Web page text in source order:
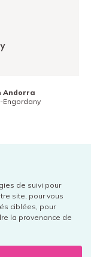
de suivi pour
site, pour vous
ciblées, pour
la provenance de
Andorra
Engordany